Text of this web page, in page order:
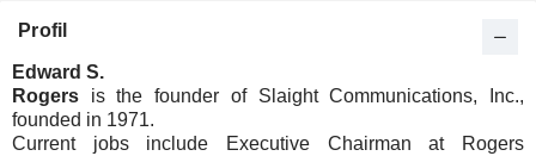
Profil
Edward S.
Rogers is the founder of Slaight Communications, Inc.,
founded in 1971.
Current jobs include Executive Chairman at Rogers